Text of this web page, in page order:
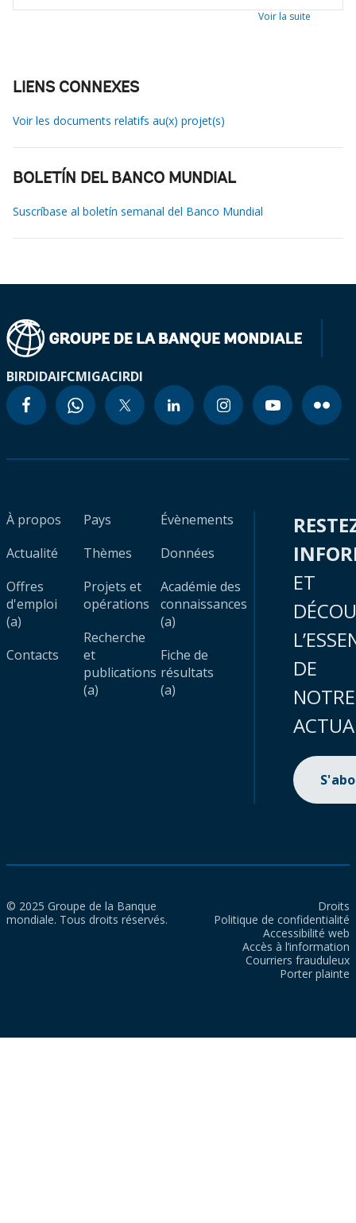
Voir la suite
LIENS CONNEXES
Voir les documents relatifs au(x) projet(s)
BOLETÍN DEL BANCO MUNDIAL
Suscríbase al boletín semanal del Banco Mundial
BIRDIDAIFCMIGACIRDI
À propos
Actualité
Offres
d'emploi
(a)
Contacts
Pays
Thèmes
Projets et
opérations
Recherche
et
publications
(a)
Évènements
Données
Académie des
connaissances
(a)
Fiche de
résultats
(a)
ET
DE
NOTRE
© 2025 Groupe de la Banque
mondiale. Tous droits réservés.
Droits
Politique de confidentialité
Accessibilité web
Accès à l’information
Courriers frauduleux
Porter plainte